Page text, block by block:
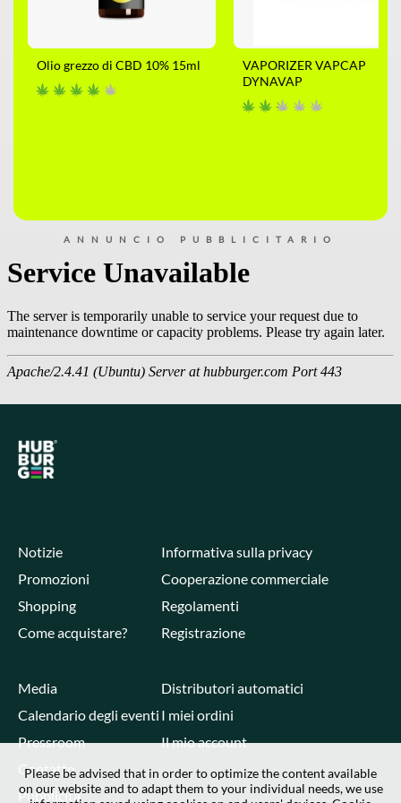
Olio grezzo di CBD 10% 15ml
VAPORIZER VAPCAP
DYNAVAP
ANNUNCIO PUBBLICITARIO
Notizie
Promozioni
Shopping
Come acquistare?
Informativa sulla privacy
Cooperazione commerciale
Regolamenti
Registrazione
Media
Calendario degli eventi
Pressroom
Contatto
Pubblicità
Distributori automatici
I miei ordini
Il mio account
Please be advised that in order to optimize the content available
on our website and to adapt them to your individual needs, we use